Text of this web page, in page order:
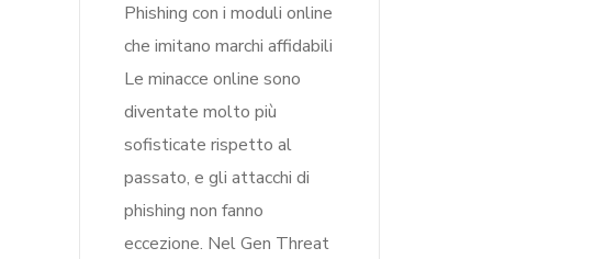
Phishing con i moduli online
che imitano marchi affidabili
Le minacce online sono
diventate molto più
sofisticate rispetto al
passato, e gli attacchi di
phishing non fanno
eccezione. Nel Gen Threat